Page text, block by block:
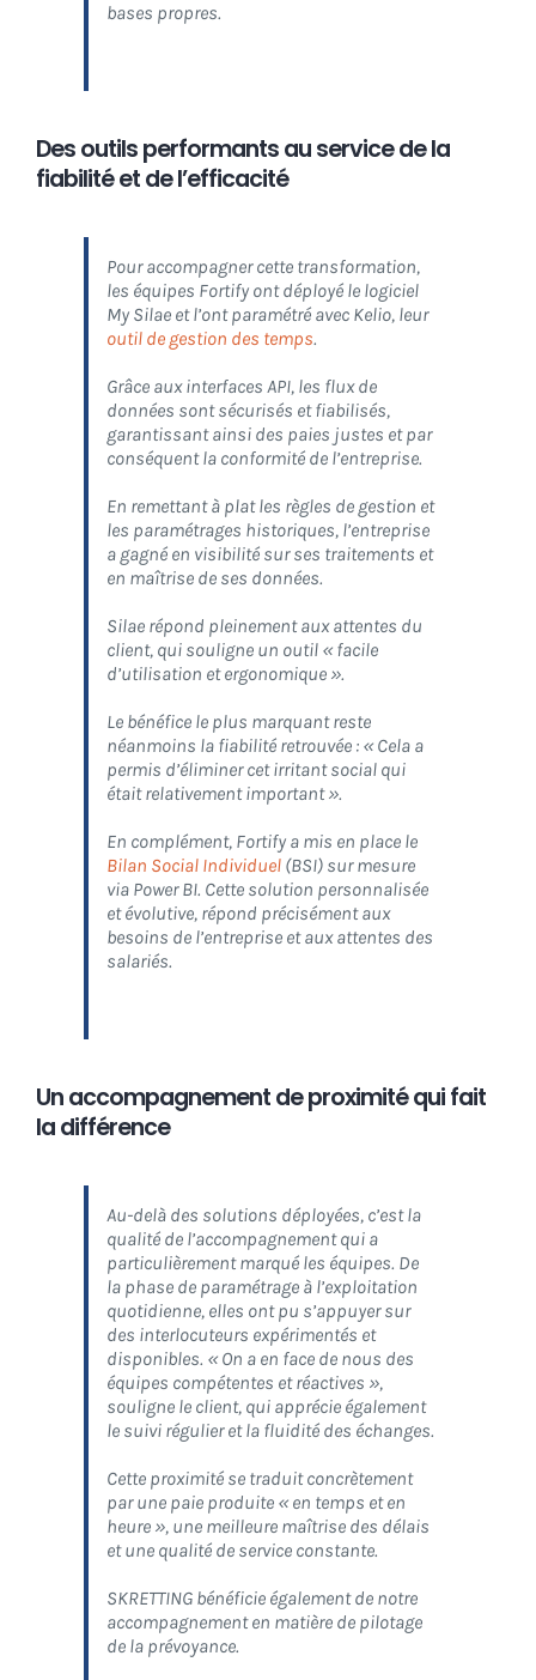
bases propres.
Des outils performants au service de la
fiabilité et de l’efficacité
Pour accompagner cette transformation,
les équipes Fortify ont déployé le logiciel
My Silae et l’ont paramétré avec Kelio, leur
outil de gestion des temps.
Grâce aux interfaces API, les flux de
données sont sécurisés et fiabilisés,
garantissant ainsi des paies justes et par
conséquent la conformité de l’entreprise.
En remettant à plat les règles de gestion et
les paramétrages historiques, l’entreprise
a gagné en visibilité sur ses traitements et
en maîtrise de ses données.
Silae répond pleinement aux attentes du
client, qui souligne un outil « facile
d’utilisation et ergonomique ».
Le bénéfice le plus marquant reste
néanmoins la fiabilité retrouvée : « Cela a
permis d’éliminer cet irritant social qui
était relativement important ».
En complément, Fortify a mis en place le
Bilan Social Individuel (BSI) sur mesure
via Power BI. Cette solution personnalisée
et évolutive, répond précisément aux
besoins de l’entreprise et aux attentes des
salariés.
Un accompagnement de proximité qui fait
la différence
Au-delà des solutions déployées, c’est la
qualité de l’accompagnement qui a
particulièrement marqué les équipes. De
la phase de paramétrage à l’exploitation
quotidienne, elles ont pu s’appuyer sur
des interlocuteurs expérimentés et
disponibles. « On a en face de nous des
équipes compétentes et réactives »,
souligne le client, qui apprécie également
le suivi régulieret la fluidité des échanges.
Cette proximité se traduit concrètement
par une paie produite « en temps et en
heure », une meilleure maîtrise des délais
et une qualité de service constante.
SKRETTING bénéficie également de notre
accompagnement en matière de pilotage
de la prévoyance.